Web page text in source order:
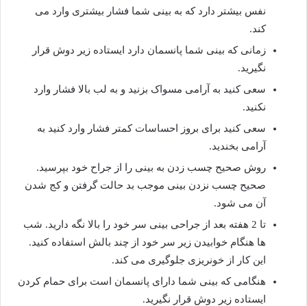
نفس بیشتر دارد که به بینی شما فشار بیشتری وارد می
کند.
زمانی که بینی شما پانسمان دارد ایستاده زیر دوش قرار
نگیرید.
سعی کنید به آرامی مسواک بزنید و به لب بالا فشار وارد
نکنید.
سعی کنید برای بروز احساسات کمتر فشار وارد کنید به
آرامی بخندید.
روش صحیح چسب زدن به بینی را از جراح خود بپرسید.
صحیح چسب نزدن بینی موجب بد حالت گرفتن و کج شدن
آن می شود.
تا 2 هفته بعد از جراحی بینی سر خود را بالا نگه دارید. شب
ها هنگام خوابیدن زیر سر خود از چند بالش استفاده کنید.
این کار از خونریزی جلوگیری می کند.
هنگامی که بینی شما دارای پانسمان است برای حمام کردن
ایستاده زیر دوش قرار نگیرید.